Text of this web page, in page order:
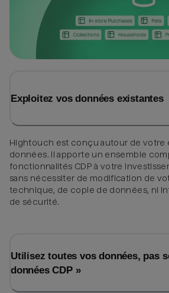
Exploitez vos données existantes
Hightouch est conçu autour de votre
données. Il apporte un ensemble
fonctionnalités CDP à votre
sans nécessiter de modification de
technique, de copie de données, ni
de sécurité.
Utilisez toutes vos données, pas
données CDP »